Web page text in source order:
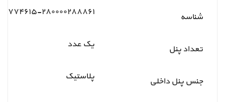
شناسه ۲۸۰۰۰۰۰۷۷۴۶۱۵-
تعداد پنل یک عدد
جنس پنل داخلی پلاستیک